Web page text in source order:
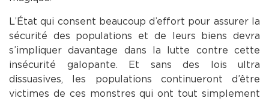
L’État qui consent beaucoup d’effort pour assurer la
sécurité des populations et de leurs biens devra
s’impliquer davantage dans la lutte contre cette
insécurité galopante. Et sans des lois ultra
dissuasives, les populations continueront d’être
victimes de ces monstres qui ont tout simplement